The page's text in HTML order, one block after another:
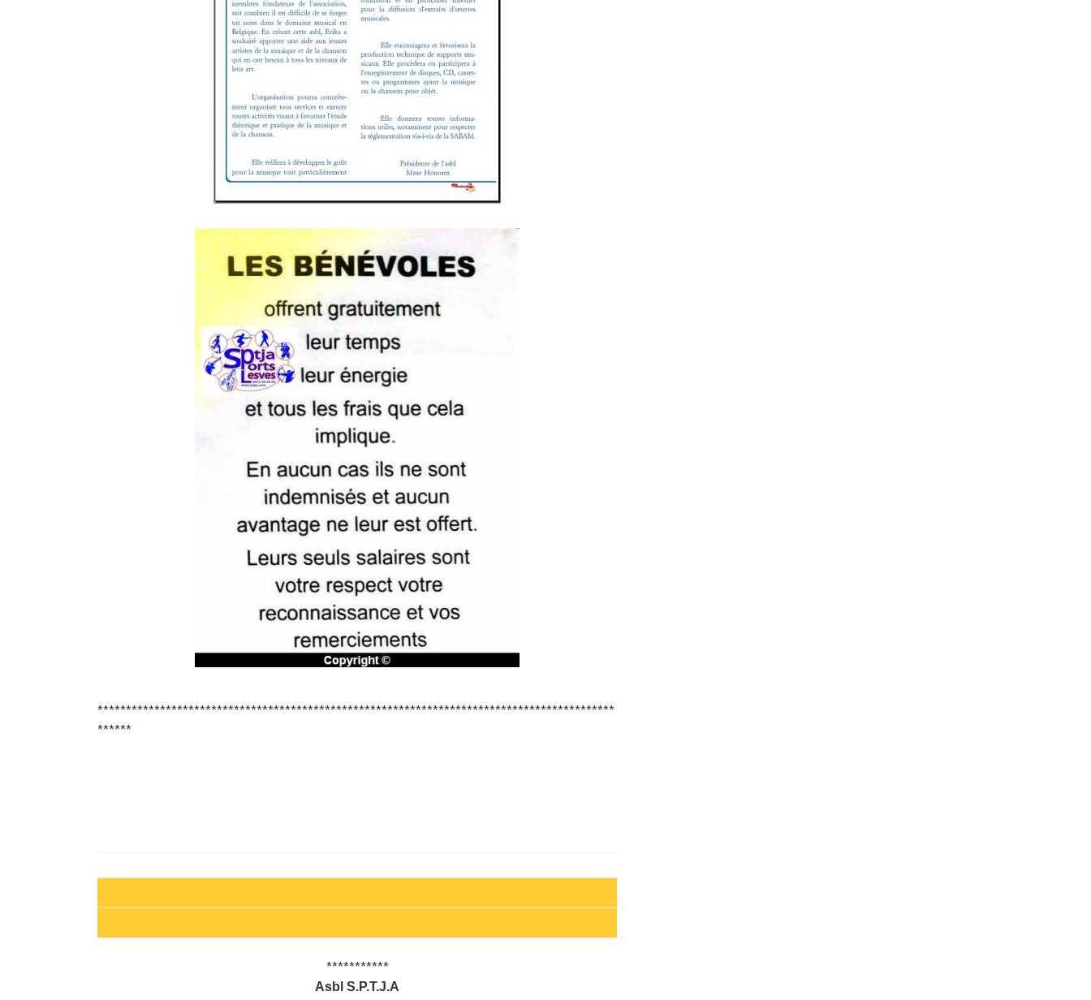
*******************************************************************************************
******
***********
Asbl S.P.T.J.A